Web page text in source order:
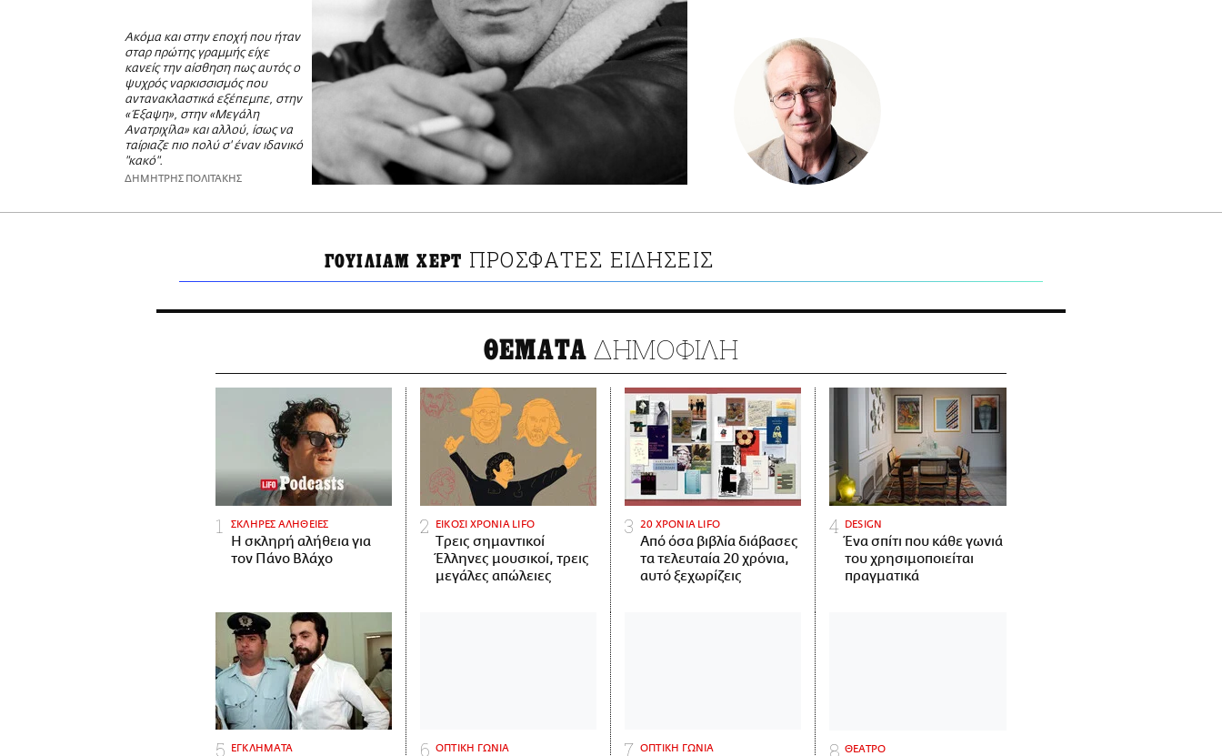
Ακόμα και στην εποχή που ήταν
σταρ πρώτης γραμμής είχε
κανείς την αίσθηση πως αυτός ο
ψυχρός ναρκισσισμός που
αντανακλαστικά εξέπεμπε, στην
«Έξαψη», στην «Μεγάλη
Ανατριχίλα» και αλλού, ίσως να
ταίριαζε πιο πολύ σ' έναν ιδανικό
"κακό".
ΔΗΜΗΤΡΗΣ ΠΟΛΙΤΑΚΗΣ
ΓΟΥΙΛΙΑΜ ΧΕΡΤ ΠΡΟΣΦΑΤΕΣ ΕΙΔΗΣΕΙΣ
ΘΕΜΑΤΑ ΔΗΜΟΦΙΛΗ
ΣΚΛΗΡΕΣ ΑΛΗΘΕΙΕΣ
H σκληρή αλήθεια για
τον Πάνο Βλάχο
ΕΙΚΟΣΙ ΧΡΟΝΙΑ LIFO
Tρεις σημαντικοί
Έλληνες μουσικοί, τρεις
μεγάλες απώλειες
20 ΧΡΟΝΙΑ LIFO
Από όσα βιβλία διάβασες
τα τελευταία 20 χρόνια,
αυτό ξεχωρίζεις
DESIGN
Ένα σπίτι που κάθε γωνιά
του χρησιμοποιείται
πραγματικά
ΕΓΚΛΗΜΑΤΑ ΟΠΤΙΚΗ ΓΩΝΙΑ ΟΠΤΙΚΗ ΓΩΝΙΑ ΘΕΑΤΡΟ